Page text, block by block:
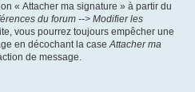
« Attacher ma signature » à partir du
du forum --> Modifier les
vous pourrez toujours empêcher une
en décochant la caseAttacher ma
de message.